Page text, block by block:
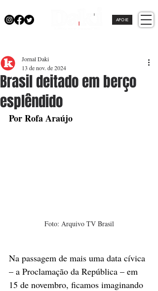
APOIE
Brasil deitado em berço
esplêndido
Jornal Daki
13 de nov. de 2024
Por Rofa Araújo
Foto: Arquivo TV Brasil
Na passagem de mais uma data cívica
– a Proclamação da República – em
15 de novembro, ficamos imaginando